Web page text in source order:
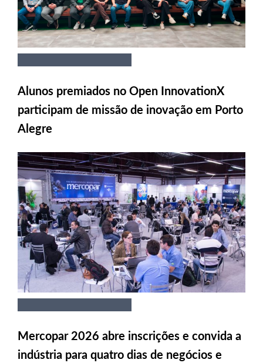
Alunos premiados no Open InnovationX
participam de missão de inovação em Porto
Alegre
Mercopar 2026 abre inscrições e convida a
indústria para quatro dias de negócios e